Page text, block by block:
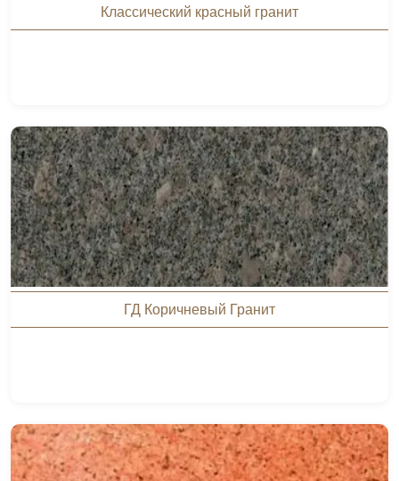
Классический красный гранит
ГД Коричневый Гранит